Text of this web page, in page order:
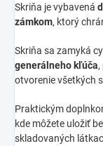
Skriňa je vybavená
zámkom, ktorý
Skriňa sa zamyká
generálneho kľúča
otvorenie všetkých
Praktickým
kde môžete uložiť
skladovaných